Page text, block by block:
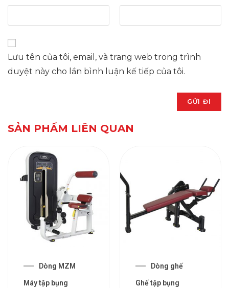
Lưu tên của tôi, email, và trang web trong trình
duyệt này cho lần bình luận kế tiếp của tôi.
SẢN PHẨM LIÊN QUAN
Dòng MZM
Máy tập bụng
Dòng ghế
Ghế tập bụng